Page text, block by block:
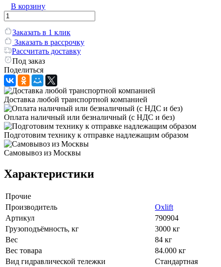
В корзину
Заказать в 1 клик
Заказать в рассрочку
Рассчитать доставку
Под заказ
Поделиться
Доставка любой транспортной компанией
Оплата наличный или безналичный (с НДС и без)
Подготовим технику к отправке надлежащим образом
Самовывоз из Москвы
Характеристики
Прочие
Производитель
Oxlift
Артикул
790904
Грузоподъёмность, кг
3000 кг
Вес
84 кг
Вес товара
84.000 кг
Вид гидравлической тележки
Стандартная